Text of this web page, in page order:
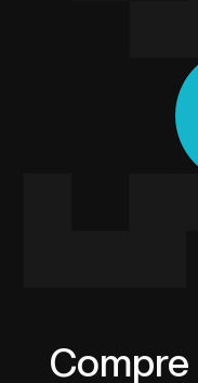
Compre